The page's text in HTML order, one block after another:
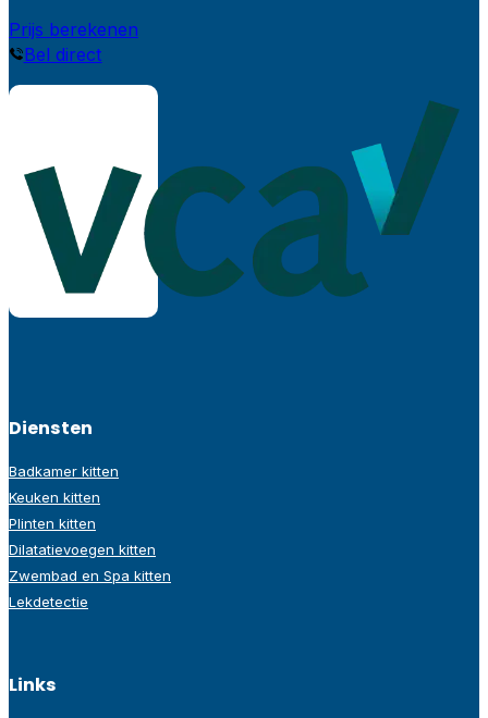
Prijs berekenen
Bel direct
Diensten
Badkamer kitten
Keuken kitten
Plinten kitten
Dilatatievoegen kitten
Zwembad en Spa kitten
Lekdetectie
Links